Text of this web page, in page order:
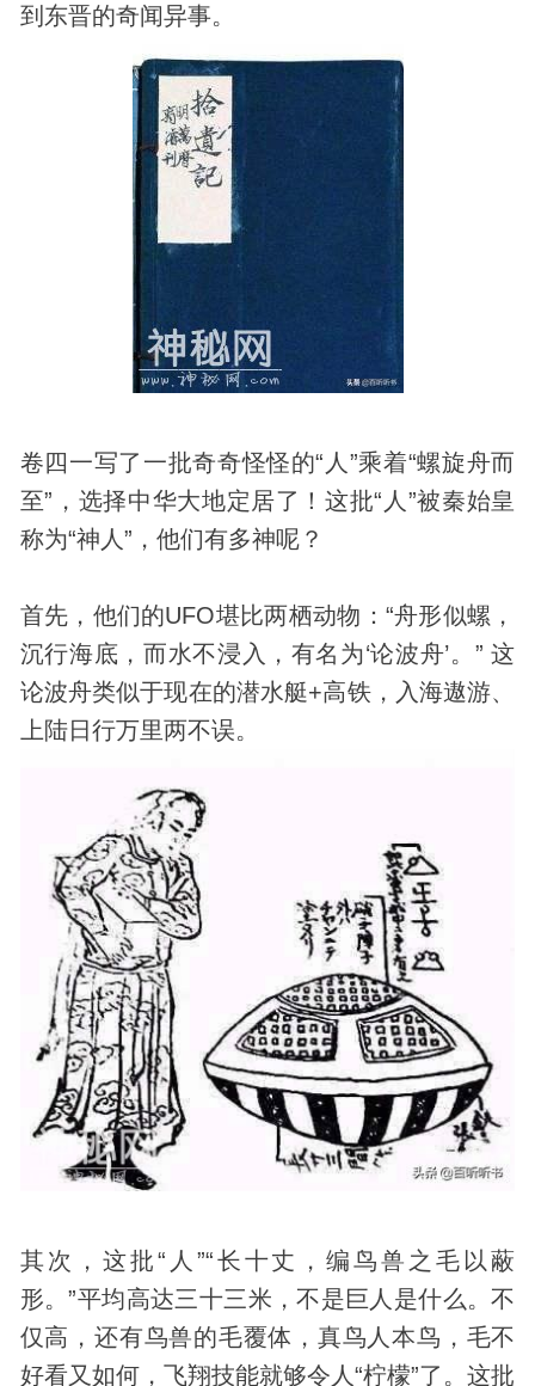
到东晋的奇闻异事。
卷四一写了一批奇奇怪怪的“人”乘着“螺旋舟而
至”，选择中华大地定居了！这批“人”被秦始皇
称为“神人”，他们有多神呢？
首先，他们的UFO堪比两栖动物 ：“舟形似螺，
沉行海底，而水不浸入，有名为‘论波舟’。” 这
论波舟类似于现在的潜水艇+高铁，入海遨游、
上陆日行万里两不误。
其次，这批“人”“长十丈，编鸟兽之毛以蔽
形。”平均高达三十三米，不是巨人是什么。不
仅高，还有鸟兽的毛覆体，真鸟人本鸟，毛不
好看又如何，飞翔技能就够令人“柠檬”了。这批